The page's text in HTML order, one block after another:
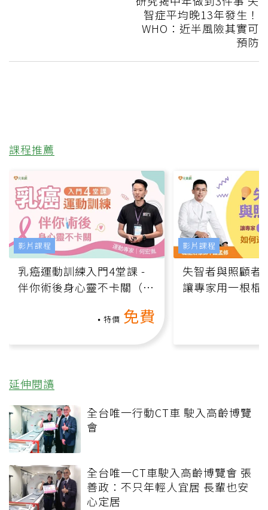
智症平均晚13年發生！
WHO：近半風險其實可
預防
課程推薦
乳癌運動訓練入門4堂課 -
伴你術後身心靈不卡關（線
特價 免費
影片課程
失智者與照顧者
讓專家用一根棍
影片課程
延伸閱讀
全台唯一行動CT車 駛入高齡博覽
會
全台唯一CT車駛入高齡博覽會 張
善政：不只年輕人宜居 長輩也安
心定居